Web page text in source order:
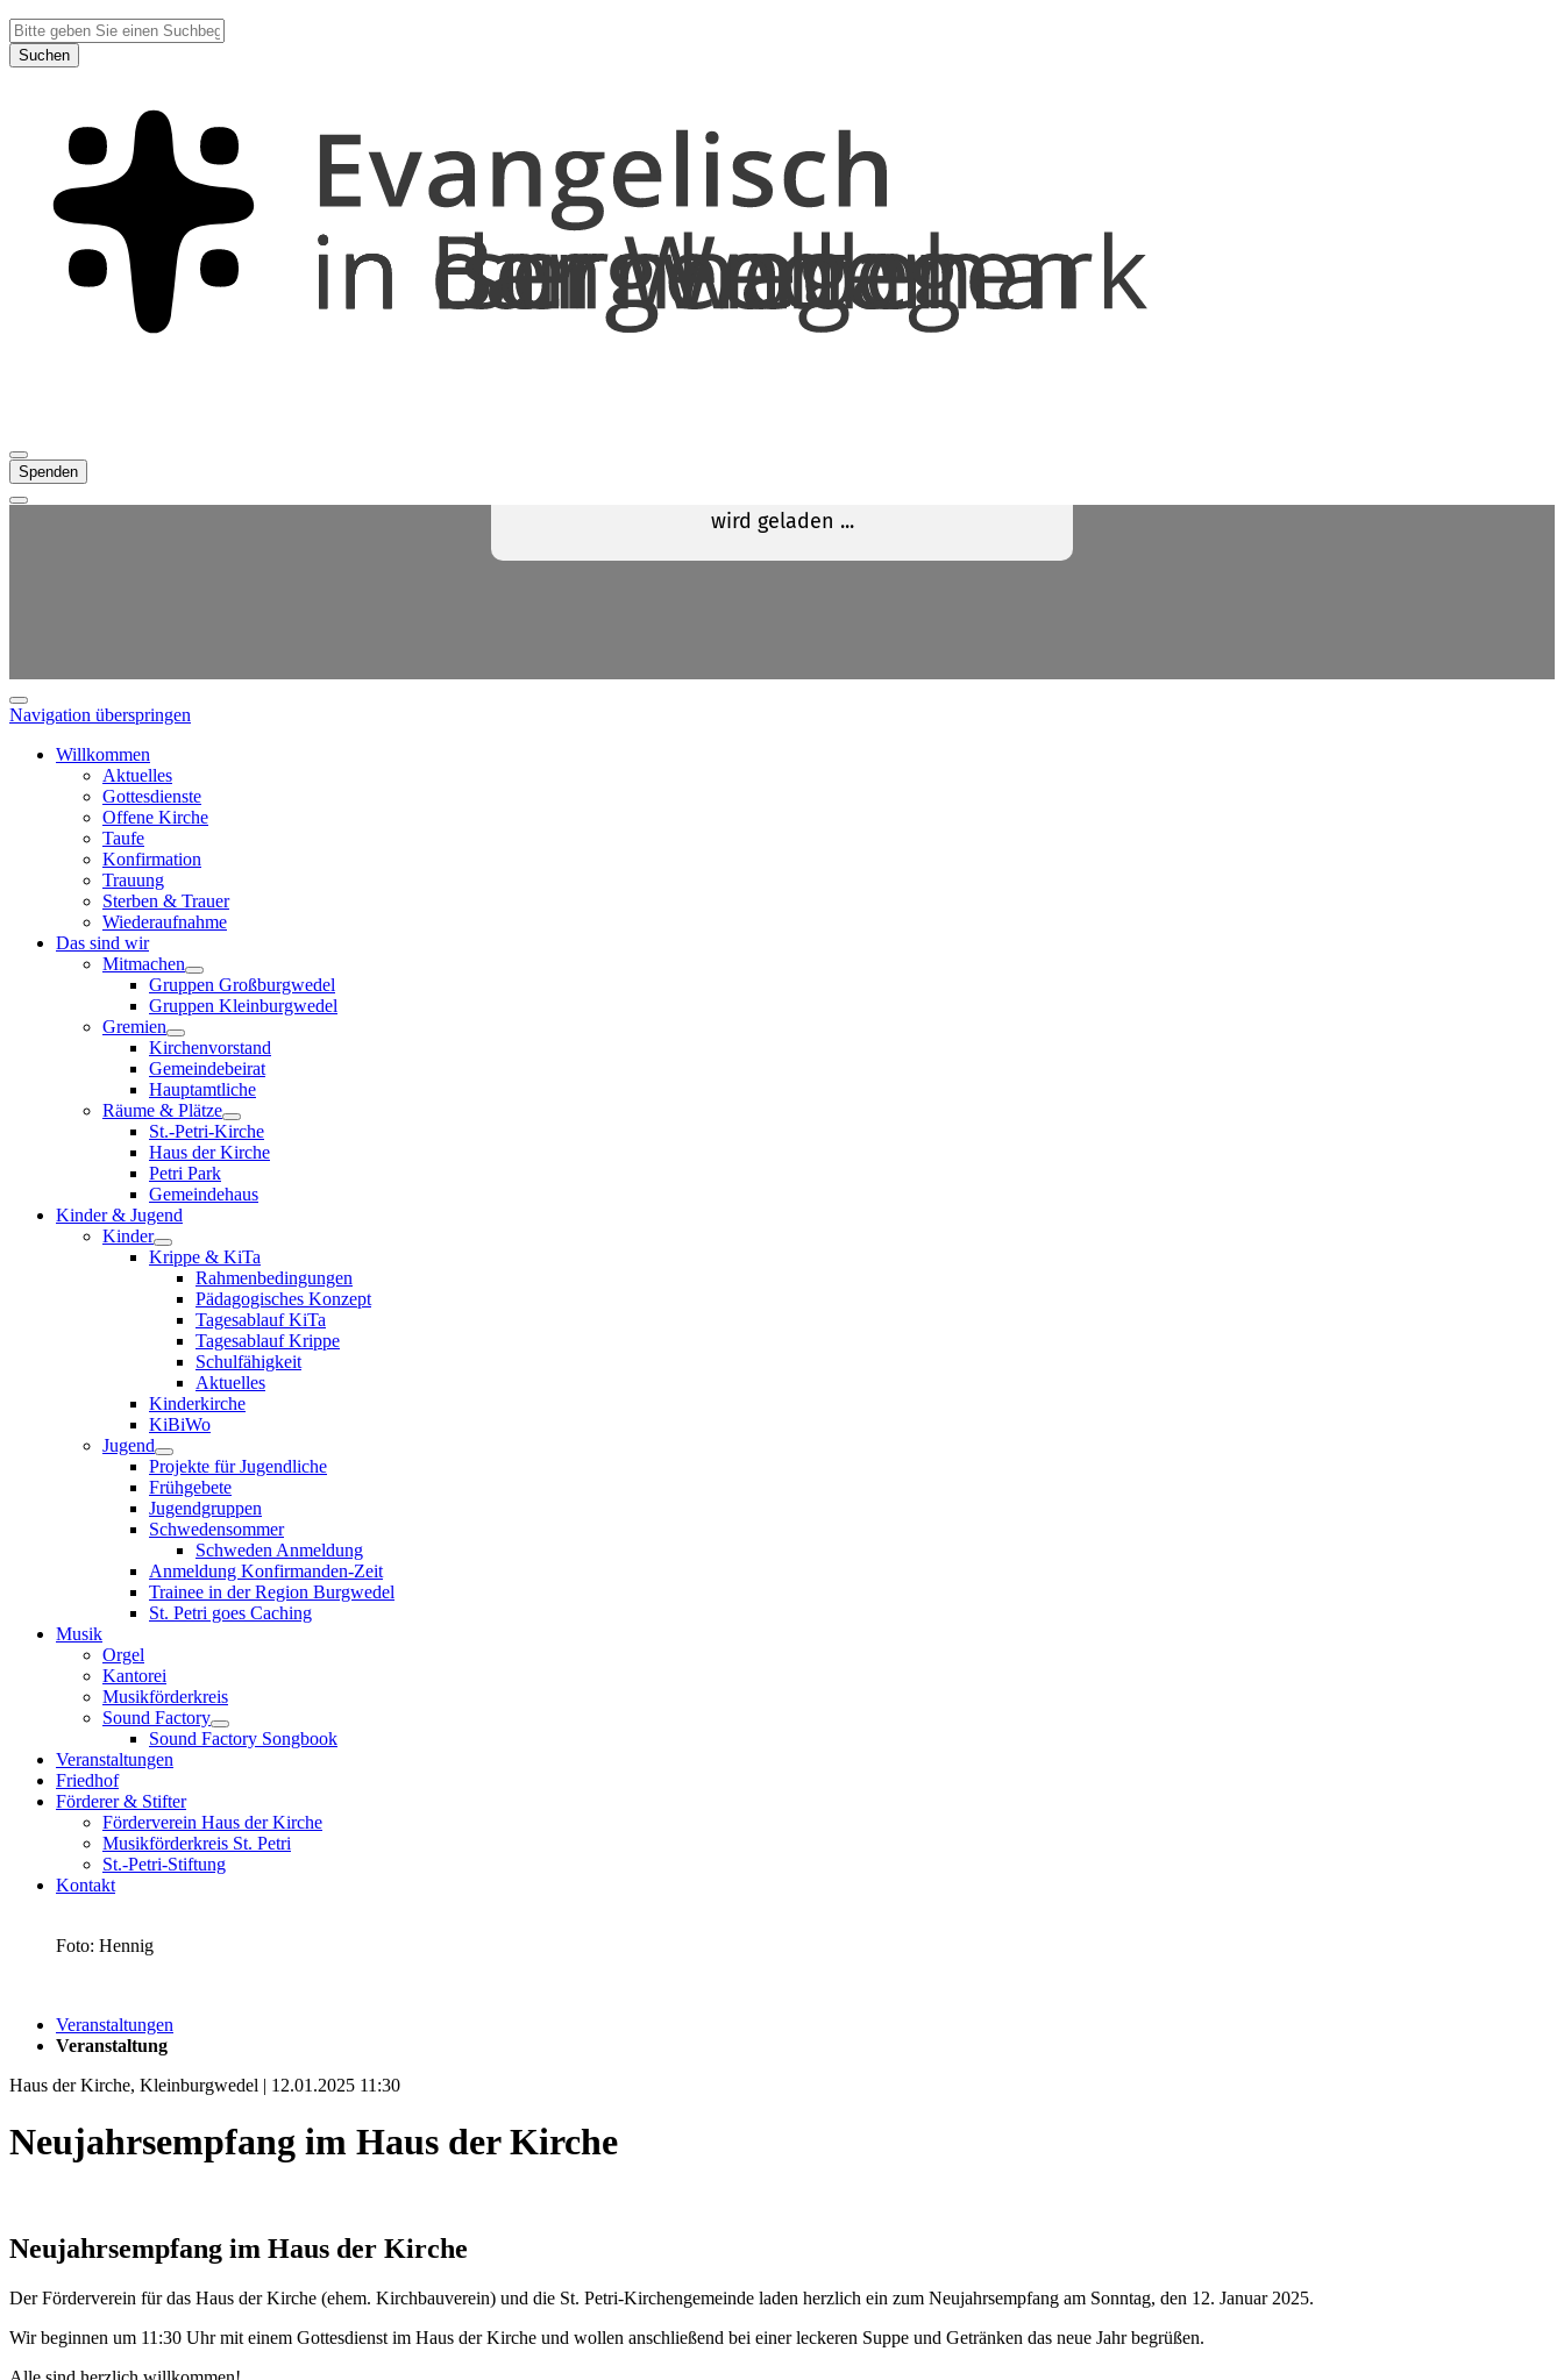
Suchen
Spenden
Navigation überspringen
Willkommen
Aktuelles
Gottesdienste
Offene Kirche
Taufe
Konfirmation
Trauung
Sterben & Trauer
Wiederaufnahme
Das sind wir
Mitmachen
Gruppen Großburgwedel
Gruppen Kleinburgwedel
Gremien
Kirchenvorstand
Gemeindebeirat
Hauptamtliche
Räume & Plätze
St.-Petri-Kirche
Haus der Kirche
Petri Park
Gemeindehaus
Kinder & Jugend
Kinder
Krippe & KiTa
Rahmenbedingungen
Pädagogisches Konzept
Tagesablauf KiTa
Tagesablauf Krippe
Schulfähigkeit
Aktuelles
Kinderkirche
KiBiWo
Jugend
Projekte für Jugendliche
Frühgebete
Jugendgruppen
Schwedensommer
Schweden Anmeldung
Anmeldung Konfirmanden-Zeit
Trainee in der Region Burgwedel
St. Petri goes Caching
Musik
Orgel
Kantorei
Musikförderkreis
Sound Factory
Sound Factory Songbook
Veranstaltungen
Friedhof
Förderer & Stifter
Förderverein Haus der Kirche
Musikförderkreis St. Petri
St.-Petri-Stiftung
Kontakt
Foto: Hennig
Veranstaltungen
Veranstaltung
Haus der Kirche, Kleinburgwedel | 12.01.2025 11:30
Neujahrsempfang im Haus der Kirche
Neujahrsempfang im Haus der Kirche
Der Förderverein für das Haus der Kirche (ehem. Kirchbauverein) und die St. Petri-Kirchengemeinde laden herzlich ein zum Neujahrsempfang am Sonntag, den 12. Januar 2025.
Wir beginnen um 11:30 Uhr mit einem Gottesdienst im Haus der Kirche und wollen anschließend bei einer leckeren Suppe und Getränken das neue Jahr begrüßen.